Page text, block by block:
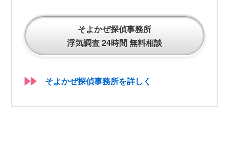
そよかぜ探偵事務所
浮気調査 24時間 無料相談
そよかぜ探偵事務所を詳しく